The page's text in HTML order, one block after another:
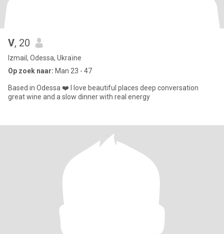
V, 20
Izmail, Odessa, Ukraïne
Op zoek naar: Man 23 - 47
Based in Odessa ❤️ I love beautiful places deep conversation
great wine and a slow dinner with real energy